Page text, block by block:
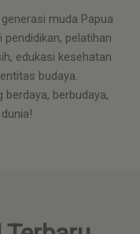
muda Papua
pelatihan
edukasi kesehatan
budaya.
berdaya, berbudaya,